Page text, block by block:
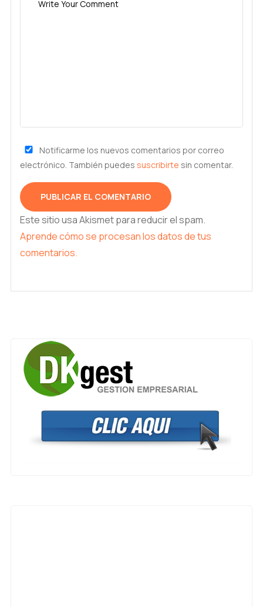
Notificarme los nuevos comentarios por correo
electrónico. También puedes suscribirte sin comentar.
Este sitio usa Akismet para reducir el spam.
Aprende cómo se procesan los datos de tus
comentarios.